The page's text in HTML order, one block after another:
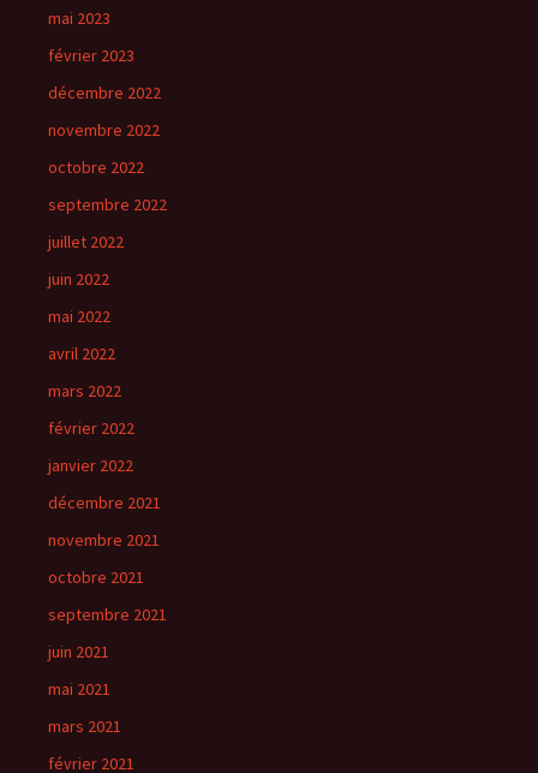
mai 2023
février 2023
décembre 2022
novembre 2022
octobre 2022
septembre 2022
juillet 2022
juin 2022
mai 2022
avril 2022
mars 2022
février 2022
janvier 2022
décembre 2021
novembre 2021
octobre 2021
septembre 2021
juin 2021
mai 2021
mars 2021
février 2021